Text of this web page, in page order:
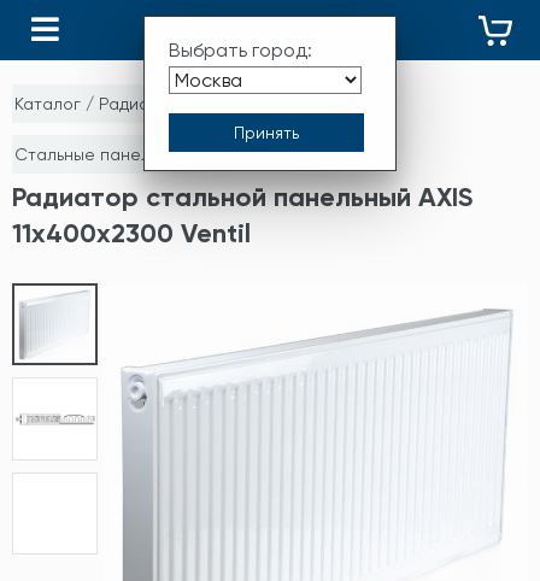
Выбрать город:
Каталог / Радиаторы отопления
Стальные панельные радиаторы
Радиатор стальной панельный AXIS
11х400х2300 Ventil